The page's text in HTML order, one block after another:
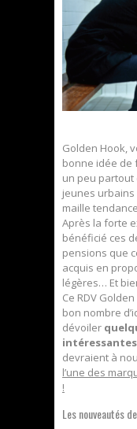
Golden Hook,
bonne idée de
un peu partout
jeunes urbains
maille
Après la forte
bénéficié ces
pensions que
acquis en
légères… Et
Ce RDV
bon nombre
dévoiler
intéressantes
devraient à
l’une des
!
Les nouveautés